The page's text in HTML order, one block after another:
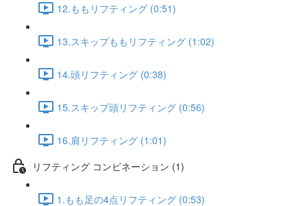
12.ももリフティング (0:51)
13.スキップももリフティング (1:02)
14.頭リフティング (0:38)
15.スキップ頭リフティング (0:56)
16.肩リフティング (1:01)
リフティング コンビネーション (1)
1.もも足の4点リフティング (0:53)